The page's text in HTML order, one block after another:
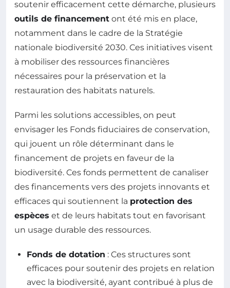
soutenir efficacement cette démarche, plusieurs
outils de financement ont été mis en place,
notamment dans le cadre de la Stratégie
nationale biodiversité 2030. Ces initiatives visent
à mobiliser des ressources financières
nécessaires pour la préservation et la
restauration des habitats naturels.
Parmi les solutions accessibles, on peut
envisager les Fonds fiduciaires de conservation,
qui jouent un rôle déterminant dans le
financement de projets en faveur de la
biodiversité. Ces fonds permettent de canaliser
des financements vers des projets innovants et
efficaces qui soutiennent la protection des
espèces et de leurs habitats tout en favorisant
un usage durable des ressources.
Fonds de dotation : Ces structures sont
efficaces pour soutenir des projets en relation
avec la biodiversité, ayant contribué à plus de